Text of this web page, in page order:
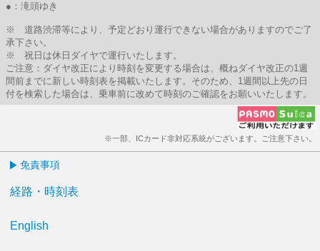
●：滝頭ゆき
※ 道路渋滞等により、予定どおり運行できない場合がありますのでご了
承下さい。
※ 祝日は休日ダイヤで運行いたします。
ご注意：ダイヤ改正により時刻を変更する場合は、概ねダイヤ改正の1週
間前までに新しい時刻表を掲載いたします。そのため、1週間以上先の日
付を検索した場合は、乗車前に改めて時刻のご確認をお願いいたします。
※一部、ICカード非対応系統がございます。ご注意下さい。
免責事項
経路・時刻表
English